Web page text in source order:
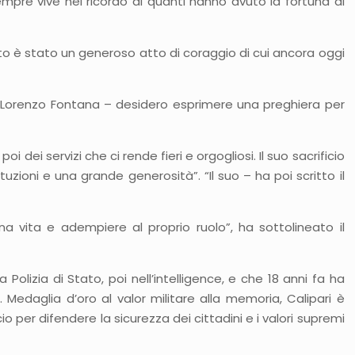
è stato un generoso atto di coraggio di cui ancora oggi
Fontana – desidero esprimere una preghiera per
dei servizi che ci rende fieri e orgogliosi. Il suo sacrificio
e una grande generosità”. “Il suo – ha poi scritto il
vita e adempiere al proprio ruolo”, ha sottolineato il
di Stato, poi nell’intelligence, e che 18 anni fa ha
d’oro al valor militare alla memoria, Calipari è
per difendere la sicurezza dei cittadini e i valori supremi